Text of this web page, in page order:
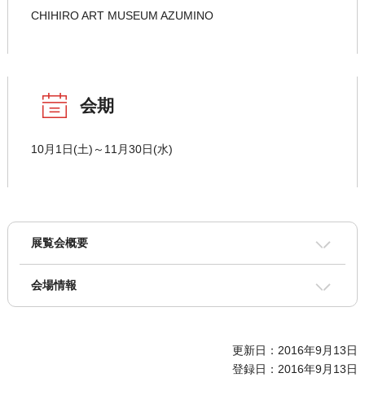
CHIHIRO ART MUSEUM AZUMINO
会期
10月1日(土)～11月30日(水)
展覧会概要
会場情報
更新日：2016年9月13日
登録日：2016年9月13日